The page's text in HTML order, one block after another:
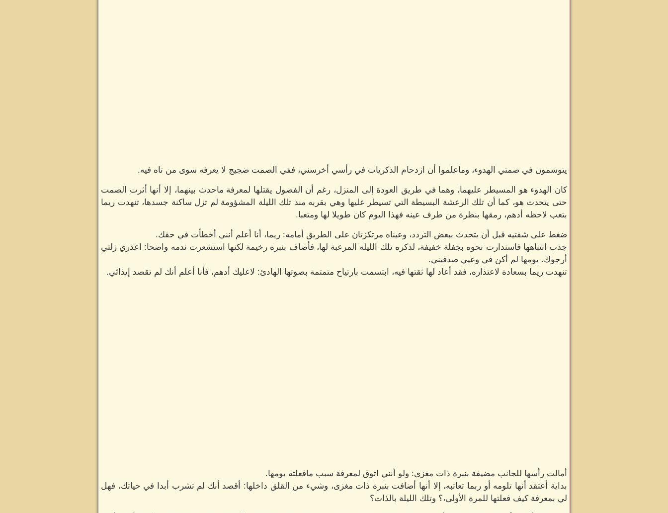
يتوسمون في صمتي الهدوء، وماعلموا أن ازدحام الذكريات في رأسي أخرسني، ففي الصمت ضجيج لا يعرفه سوى من تاه فيه.
كان الهدوء هو المسيطر عليهما، وهما في طريق العودة إلى المنزل، رغم أن الفضول يقتلها لمعرفة ماحدث بينهما، إلا أنها أثرت الصمت
حتى يتحدث هو، كما أن تلك الرعشة البسيطة التي تسيطر عليها وهي بقربه منذ تلك الليلة المشؤومة لم تزل ساكنة جسدها، تنهدت ريما
بتعب لاحظه أدهم، رمقها بنظرة من طرف عينه فهذا اليوم كان طويلا لها ومتعبا.
ضغط على شفتيه قبل أن يتحدث ببعض التردد، وعيناه مرتكزتان على الطريق أمامه: ريما، أنا أعلم أنني أخطأت في حقك.
جذب انتباهها فاستدارت نحوه بجفلة خفيفة، لذكره تلك الليلة المرعبة لها، فأضاف بنبرة رخيمة لكنها استشعرت ندمه واضحا: اعذري زلتي
أرجوك، يومها لم أكن في وعيي صدقيني.
تنهدت ريما بسعادة لاعتذاره، فقد أعاد لها ثقتها فيه، ابتسمت بارتياح متمتمة بصوتها الهادئ: لاعليك أدهم، فأنا أعلم أنك لم تقصد إيذائي.
أمالت رأسها للجانب مضيفة بنبرة ذات مغزى: ولو أنني اتوق لمعرفة سبب مافعلته يومها.
بداية أعتقد أنها تلومه أو ربما تعاتبه، إلا أنها أضافت بنبرة ذات مغزى، وشيء من القلق داخلها: أقصد أنك لم تشرب أبدا في حياتك، فهل
لي بمعرفة كيف فعلتها للمرة الأولى،؟ وتلك الليلة بالذات؟